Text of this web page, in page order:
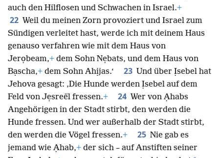
auch den Hilflosen und Schwachen in Israel.+
22 Weil du meinen Zorn provoziert und Israel zum
Sündigen verleitet hast, werde ich mit deinem Haus
genauso verfahren wie mit dem Haus von
Jerọbeam,+ dem Sohn Nẹbats, und dem Haus von
Bạscha,+ dem Sohn Ahịjas.‘ 23 Und über Ịsebel hat
Jehova gesagt: ‚Die Hunde werden Ịsebel auf dem
Feld von Jẹsreël fressen.+ 24 Wer von Ạhabs
Angehörigen in der Stadt stirbt, den werden die
Hunde fressen. Und wer außerhalb der Stadt stirbt,
den werden die Vögel fressen.+ 25 Nie gab es
jemand wie Ạhab,+ der sich – auf Anstiften seiner